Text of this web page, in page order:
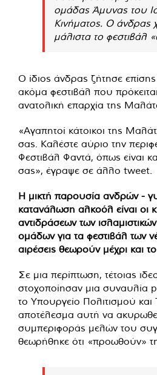
ομάδας Άμυνας του
Κινήματος. Ο άνδρας
μάλιστα το φεστιβάλ
Ο ίδιος άνδρας ζήτησε
ακόμα φεστιβάλ που
ανατολική επαρχία της
«Αγαπητοί κάτοικοι της
σας. Καλέστε αύριο την
Φεστιβάλ Φαντά, όπως είναι
σας», έγραψε σε άλλο tweet.
Η μικτή παρουσία ανδρών -
κατανάλωση αλκοόλ είναι οι
αντιδράσεων των
ομάδων για τα φεστιβάλ των
αιρέσεις θεωρούν μέχρι και
Σε μια περίπτωση, τέτοιας
στοχοποίησαν μια συναυλία
το Υπουργείο Πολιτισμού
αποτέλεσμα αυτή να
συμπεριφοράς μελών του
θεωρήθηκε ότι «προωθούν»